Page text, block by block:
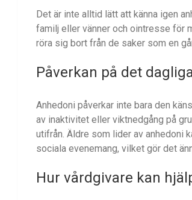
Det är inte alltid lätt att känna igen
familj eller vänner och ointresse för
röra sig bort från de saker som en
Påverkan på det
Anhedoni påverkar inte bara den
av inaktivitet eller viktnedgång på
utifrån. Äldre som lider av anhedoni
sociala evenemang, vilket gör det
Hur vårdgivare kan